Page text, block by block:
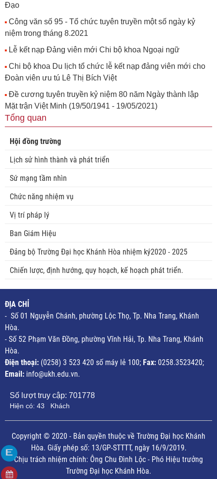
Đạo
Công văn số 95 - Tổ chức tuyên truyền một số ngày kỷ
niệm trong tháng 8.2021
Lễ kết nạp Đảng viên mới Chi bộ khoa Ngoại ngữ
Chi bộ khoa Du lịch tổ chức lễ kết nạp đảng viên mới cho
Đoàn viên ưu tú Lê Thị Bích Việt
Đề cương tuyên truyền kỷ niệm 80 năm Ngày thành lập
Mặt trận Việt Minh (19/50/1941 - 19/05/2021)
Tổng quan
Hội đồng trường
Lịch sử hình thành và phát triển
Sứ mạng tầm nhìn
Chức năng nhiệm vụ
Vị trí pháp lý
Ban Giám Hiệu
Đảng bộ Trường Đại học Khánh Hòa nhiệm ký2020 - 2025
Chiến lược, định hướng, quy hoạch, kế hoạch phát triển.
ĐỊA CHỈ
- Số 01 Nguyễn Chánh, phường Lộc Thọ, Tp. Nha Trang, Khánh
Hòa.
- Số 52 Phạm Văn Đồng, phường Vĩnh Hải, Tp. Nha Trang, Khánh
Hòa.
Điện thoại: (0258) 3 523 420 số máy lẻ 100; Fax: 0258.3523420;
Email: info@ukh.edu.vn.
Số lượt truy cập: 701778
Hiện có: 43 Khách
Copyright © 2020 - Bản quyền thuộc về Trường Đại học Khánh
Hòa. Giấy phép số: 13/GP-STTTT, ngày 16/9/2019.
Chịu trách nhiệm chính: Ông Chu Đình Lộc - Phó Hiệu trưởng
Trường Đại học Khánh Hòa.